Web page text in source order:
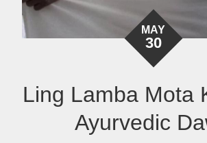
MAY
30
Ling Lamba Mota
Ayurvedic